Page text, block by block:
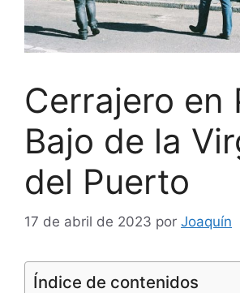
Cerrajero en
Bajo de la
del Puerto
17 de abril de 2023 por Joaquín
Índice de contenidos